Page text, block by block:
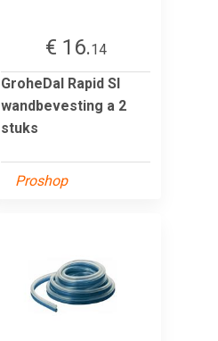
€ 16.14
GroheDal Rapid Sl
wandbevesting a 2
stuks
Proshop